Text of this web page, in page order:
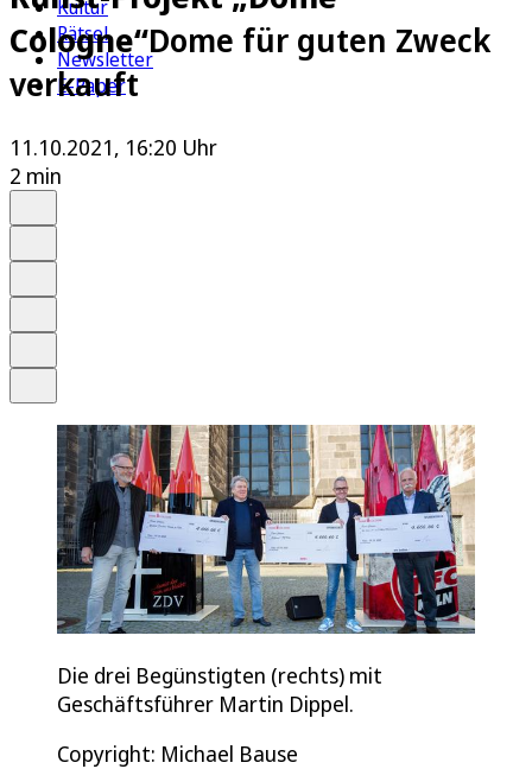
Kultur
Rätsel
Newsletter
E-Paper
Cologne“Dome für guten Zweck
verkauft
11.10.2021, 16:20 Uhr
2 min
Die drei Begünstigten (rechts) mit
Geschäftsführer Martin Dippel.
Copyright: Michael Bause